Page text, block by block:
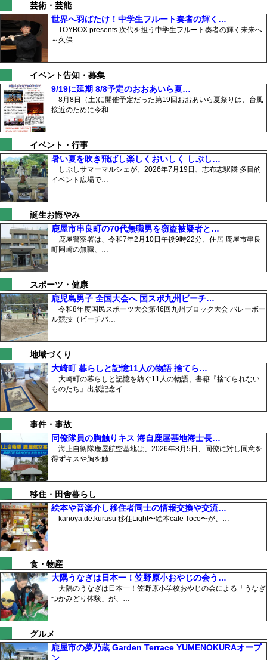
芸術・芸能
世界へ羽ばたけ！中学生フルート奏者の輝く…
TOYBOX presents 次代を担う中学生フルート奏者の輝く未来へ
～久保…
イベント告知・募集
9/19に延期 8/8予定のおおあいら夏…
8月8日（土)に開催予定だった第19回おおあいら夏祭りは、台風
接近のために令和…
イベント・行事
暑い夏を吹き飛ばし楽しくおいしく しぶし…
しぶしサマーマルシェが、2026年7月19日、志布志駅隣 多目的
イベント広場で…
誕生お悔やみ
鹿屋市串良町の70代無職男を窃盗被疑者と…
鹿屋警察署は、令和7年2月10日午後9時22分、住居 鹿屋市串良
町岡崎の無職、…
スポーツ・健康
鹿児島男子 全国大会へ 国スポ九州ビーチ…
令和8年度国民スポーツ大会第46回九州ブロック大会 バレーボー
ル競技（ビーチバ…
地域づくり
大崎町 暮らしと記憶11人の物語 捨てら…
大崎町の暮らしと記憶を紡ぐ11人の物語、書籍『捨てられない
ものたち』出版記念イ…
事件・事故
同僚隊員の胸触りキス 海自鹿屋基地海士長…
海上自衛隊鹿屋航空基地は、2026年8月5日、同僚に対し同意を
得ずキスや胸を触…
移住・田舎暮らし
絵本や音楽介し移住者同士の情報交換や交流…
kanoya.de.kurasu 移住Light〜絵本cafe Toco〜が、…
食・物産
大隅うなぎは日本一！笠野原小おやじの会う…
大隅のうなぎは日本一！笠野原小学校おやじの会による「うなぎ
つかみどり体験」が、…
グルメ
鹿屋市の夢乃蔵 Garden Terrace YUMENOKURAオープ
ン